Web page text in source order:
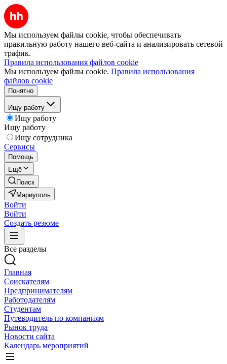
Мы используем файлы cookie, чтобы обеспечивать
правильную работу нашего веб-сайта и анализировать сетевой
трафик.
Правила использования файлов cookie
Мы используем файлы cookie. Правила использования
файлов cookie
Понятно
Ищу работу
Ищу работу
Ищу работу
Ищу сотрудника
Сервисы
Помощь
Ещё
Поиск
Мариуполь
Войти
Войти
Создать резюме
Все разделы
Главная
Соискателям
Предпринимателям
Работодателям
Студентам
Путеводитель по компаниям
Рынок труда
Новости сайта
Календарь мероприятий